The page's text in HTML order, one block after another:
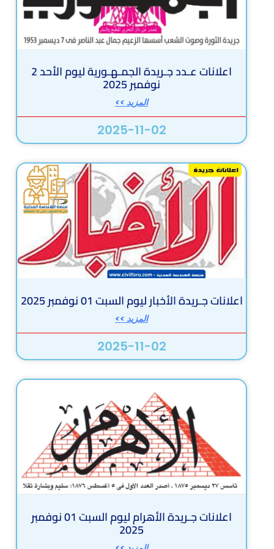
اعلانات عـدد جـريدة الجمـهـورية ليوم الأحد 2
نوفمبر 2025
المزيد >>
2025-11-02
اعلانات جـريدة الأخبار ليوم السبت 01 نوفمبر 2025
المزيد >>
2025-11-02
اعلانات جـريدة الأهرام ليوم السبت 01 نوفمبر
2025